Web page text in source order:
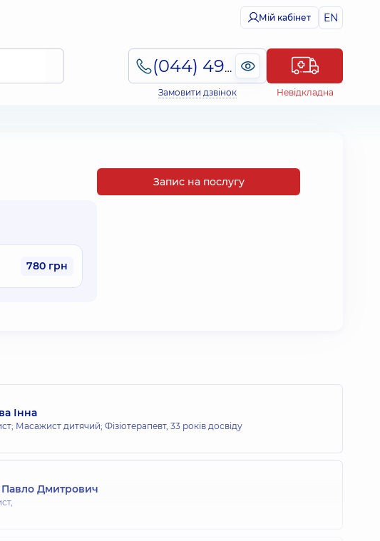
Мій кабінет EN
(044) 495-2-888
Замовити дзвінок Невідкладна
780 грн
Запис на послугу
Інна
Масажист дитячий; Фізіотерапевт, 33 років досвіду
Павло Дмитрович